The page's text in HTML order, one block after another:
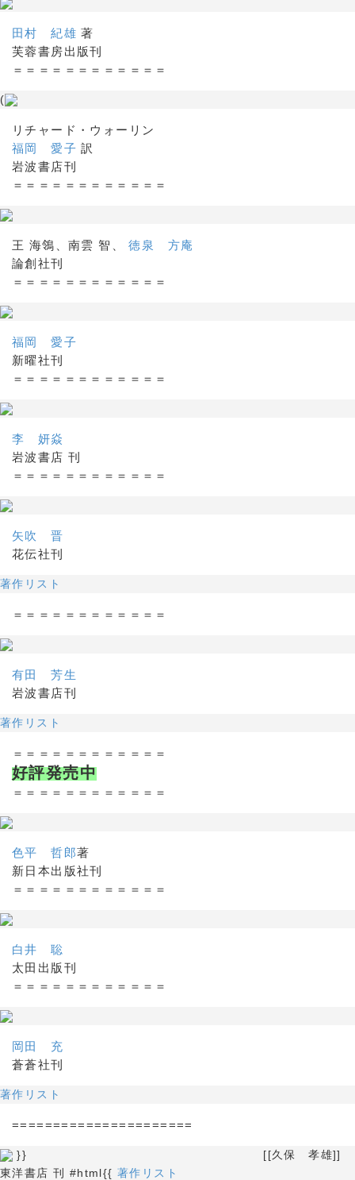
田村 紀雄 著
芙蓉書房出版刊
＝＝＝＝＝＝＝＝＝＝＝＝
(
リチャード・ウォーリン
福岡 愛子 訳
岩波書店刊
＝＝＝＝＝＝＝＝＝＝＝＝
王 海鴒、南雲 智、徳泉 方庵
論創社刊
＝＝＝＝＝＝＝＝＝＝＝＝
福岡 愛子
新曜社刊
＝＝＝＝＝＝＝＝＝＝＝＝
李 妍焱
岩波書店 刊
＝＝＝＝＝＝＝＝＝＝＝＝
矢吹 晋
花伝社刊
著作リスト
＝＝＝＝＝＝＝＝＝＝＝＝
有田 芳生
岩波書店刊
著作リスト
＝＝＝＝＝＝＝＝＝＝＝＝
好評発売中
＝＝＝＝＝＝＝＝＝＝＝＝
色平 哲郎著
新日本出版社刊
＝＝＝＝＝＝＝＝＝＝＝＝
白井 聡
太田出版刊
＝＝＝＝＝＝＝＝＝＝＝＝
岡田 充
蒼蒼社刊
著作リスト
======================
}} [[久保 孝雄]]
東洋書店 刊 #html{{ 著作リスト